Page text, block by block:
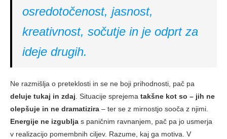
osredotočenost, jasnost,
kreativnost, sočutje in je odprt za
ideje drugih.
Ne razmišlja o preteklosti in se ne boji prihodnosti, pač pa
deluje tukaj in zdaj . Situacije sprejema takšne kot so – jih ne
olepšuje in ne dramatizira – ter se z mirnostjo sooča z njimi.
Energije ne izgublja s paničnim ravnanjem, pač pa jo usmerja
v realizacijo pomembnih ciljev. Razume, kaj ga motiva. V